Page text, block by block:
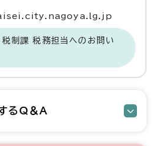
制課 税務担当へのお問い
るQ＆A